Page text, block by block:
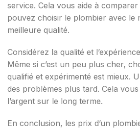
service. Cela vous aide à
pouvez choisir le plombier avec le
meilleure qualité.
Considérez la qualité et
Même si c’est un peu plus cher,
qualifié et expérimenté est mieux.
des problèmes plus tard. Cela
l’argent sur le long terme.
En conclusion, les prix d’un